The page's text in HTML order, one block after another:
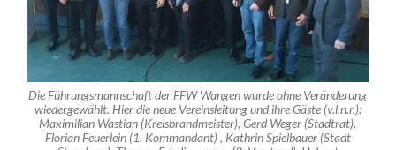
Die Führungsmannschaft der FFW Wangen wurde ohne Veränderung
wiedergewählt. Hier die neue Vereinsleitung und ihre Gäste (v.l.n.r.):
Maximilian Wastian (Kreisbrandmeister), Gerd Weger (Stadtrat),
Florian Feuerlein (1. Kommandant) , Kathrin Spielbauer (Stadt